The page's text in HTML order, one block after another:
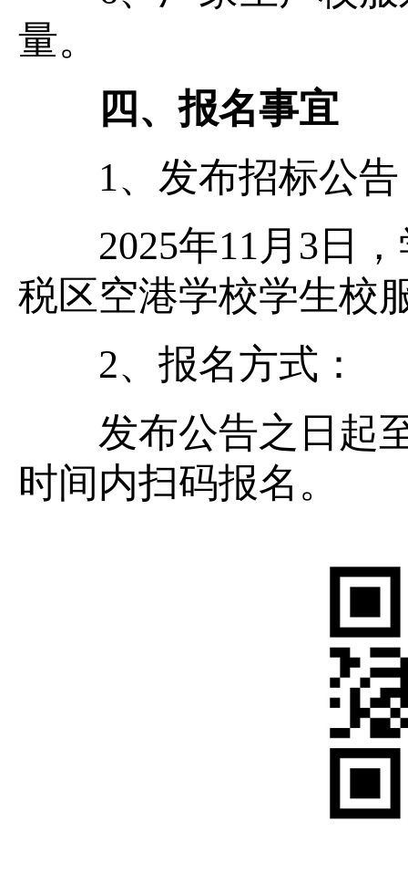
量。
四、报名事宜
1、发布招标公
2025年11月3日，
税区空港学校学生校
2、报名方式：
发布公告之日起至
时间内扫码报名。